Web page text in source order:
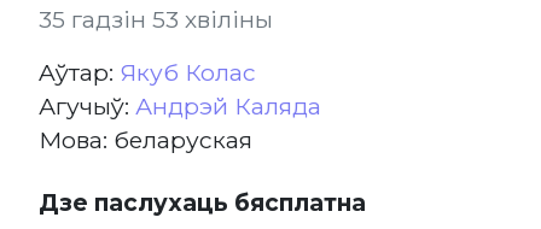
35 гадзін 53 хвіліны
Aўтар: Якуб Колас
Агучыў: Андрэй Каляда
Мова: беларуская
Дзе паслухаць бясплатна